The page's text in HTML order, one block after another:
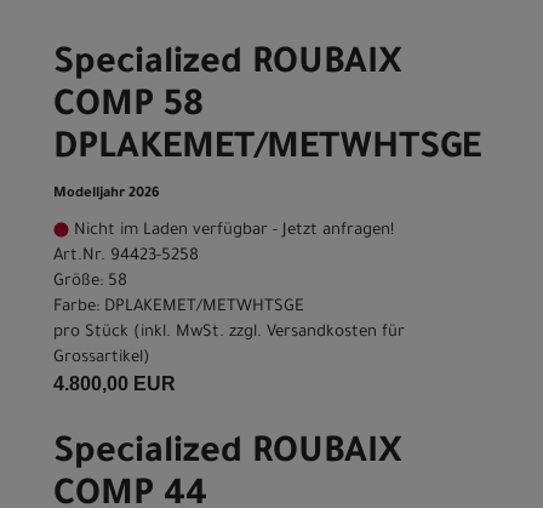
Specialized ROUBAIX
COMP 58
DPLAKEMET/METWHTSGE
Modelljahr 2026
Nicht im Laden verfügbar - Jetzt anfragen!
Art.Nr. 94423-5258
Größe: 58
Farbe: DPLAKEMET/METWHTSGE
pro Stück (inkl. MwSt. zzgl. Versandkosten für
Grossartikel)
4.800,00 EUR
Specialized ROUBAIX
COMP 44